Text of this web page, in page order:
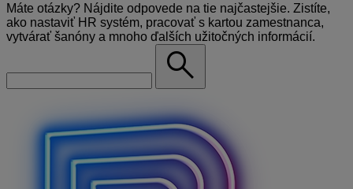
Máte otázky? Nájdite odpovede na tie najčastejšie. Zistíte,
ako nastaviť HR systém, pracovať s kartou zamestnanca,
vytvárať šanóny a mnoho ďalších užitočných informácií.
search